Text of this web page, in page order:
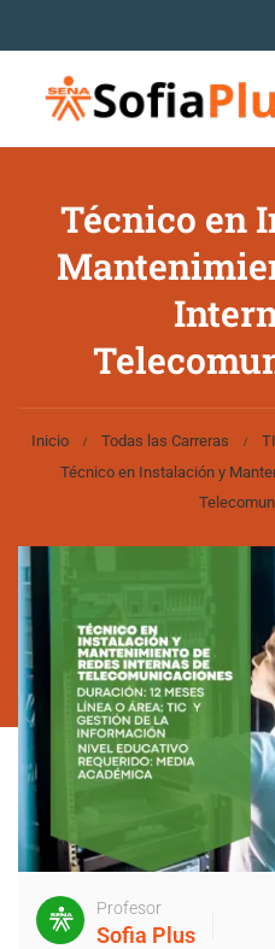
Técnico en
Inicio Todas las Carreras
Técnico en Instalación y
Profesor
Sofia Plus